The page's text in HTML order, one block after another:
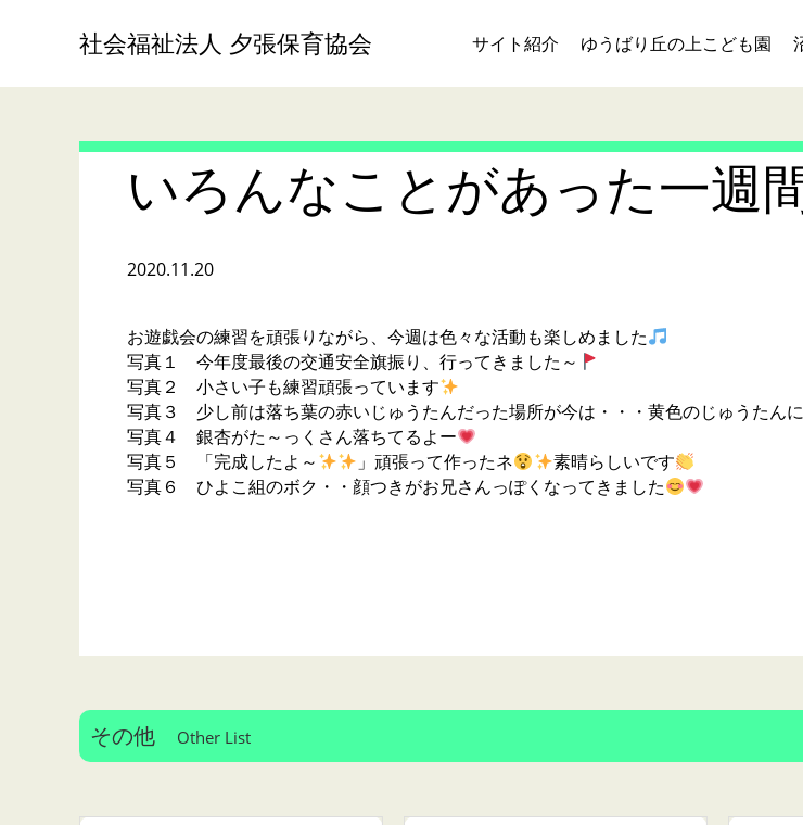
社会福祉法人 夕張保育協会 サイト紹介 ゆうばり丘の上こども園
いろんなことがあった一週
2020.11.20
お遊戯会の練習を頑張りながら、今週は色々な活動も楽しめました
写真１ 今年度最後の交通安全旗振り、行ってきました～
写真２ 小さい子も練習頑張っています
写真３ 少し前は落ち葉の赤いじゅうたんだった場所が今は・・・黄色のじゅうたん
写真４ 銀杏がた～っくさん落ちてるよー
写真５ 「完成したよ～
」頑張って作ったネ
素晴らしいです
写真６ ひよこ組のボク・・顔つきがお兄さんっぽくなってきました
その他 Other List